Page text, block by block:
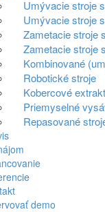
Umývacie stroje
Umývacie stroje
Zametacie stroje
Zametacie stroje
Kombinované
Robotické stroje
Kobercové
Priemyselné
Repasované
demo